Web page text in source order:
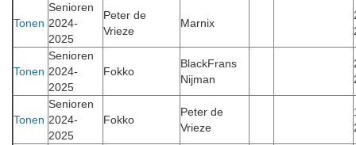
Tonen
Senioren
2024-
2025
Peter de
Vrieze
Marnix
Tonen
Senioren
2024-
2025
Fokko
BlackFrans
Nijman
Tonen
Senioren
2024-
2025
Fokko
Peter de
Vrieze